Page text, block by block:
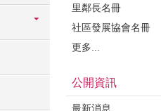
里鄰長名冊
社區發展協會名冊
更多...
公開資訊
最新消息